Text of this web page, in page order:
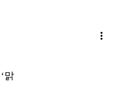
more_vert
맑